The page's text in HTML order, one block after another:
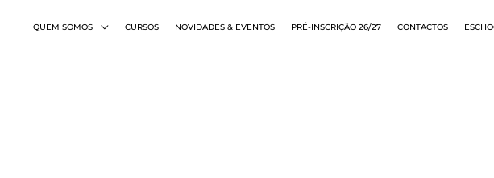
QUEM SOMOS CURSOS NOVIDADES & EVENTOS PRÉ-INSCRIÇÃO 26/27 CONTACTOS